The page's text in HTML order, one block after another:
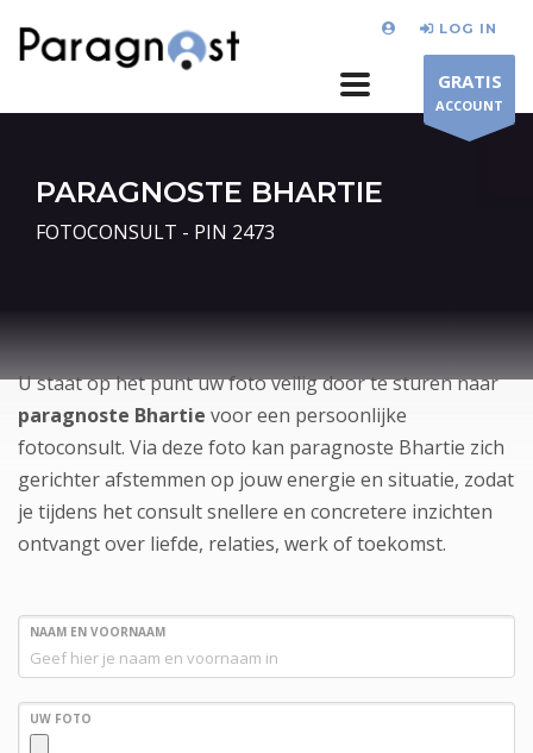
LOG IN
GRATIS
ACCOUNT
PARAGNOSTE BHARTIE
FOTOCONSULT - PIN 2473
U staat op het punt uw foto veilig door te sturen naar
paragnoste Bhartie voor een persoonlijke
fotoconsult. Via deze foto kan paragnoste Bhartie zich
gerichter afstemmen op jouw energie en situatie, zodat
je tijdens het consult snellere en concretere inzichten
ontvangt over liefde, relaties, werk of toekomst.
NAAM EN VOORNAAM
UW FOTO